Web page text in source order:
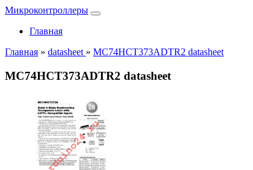
Микроконтроллеры
Главная
Главная » datasheet » MC74HCT373ADTR2 datasheet
MC74HCT373ADTR2 datasheet